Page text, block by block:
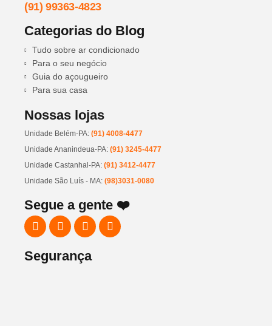
(91) 99363-4823
Categorias do Blog
Tudo sobre ar condicionado
Para o seu negócio
Guia do açougueiro
Para sua casa
Nossas lojas
Unidade Belém-PA: (91) 4008-4477
Unidade Ananindeua-PA: (91) 3245-4477
Unidade Castanhal-PA: (91) 3412-4477
Unidade São Luís - MA: (98)3031-0080
Segue a gente ❤️
Segurança